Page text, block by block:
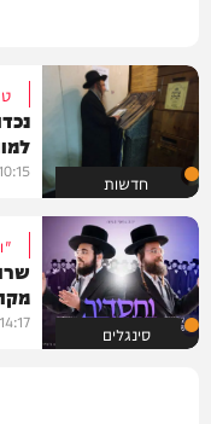
חדשות 10:15
סינגלים 14:17